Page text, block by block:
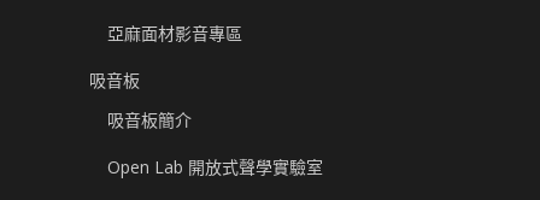
亞麻面材影音專區
吸音板
吸音板簡介
Open Lab 開放式聲學實驗室